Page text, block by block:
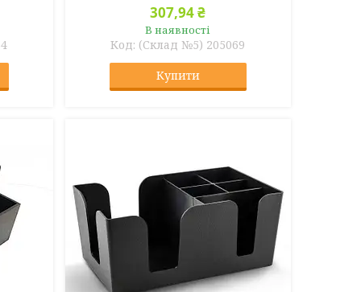
307,94 ₴
В наявності
(Склад №5) 205069
Купити